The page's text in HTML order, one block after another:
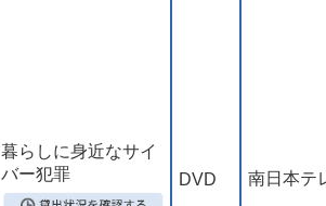
暮らしに身近なサイ
バー犯罪
DVD 南日本テ